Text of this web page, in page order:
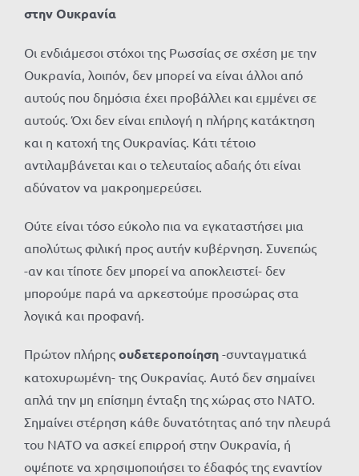
στην Ουκρανία
Οι ενδιάμεσοι στόχοι της Ρωσσίας σε σχέση με την
Ουκρανία, λοιπόν, δεν μπορεί να είναι άλλοι από
αυτούς που δημόσια έχει προβάλλει και εμμένει σε
αυτούς. Όχι δεν είναι επιλογή η πλήρης κατάκτηση
και η κατοχή της Ουκρανίας. Κάτι τέτοιο
αντιλαμβάνεται και ο τελευταίος αδαής ότι είναι
αδύνατον να μακροημερεύσει.
Ούτε είναι τόσο εύκολο πια να εγκαταστήσει μια
απολύτως φιλική προς αυτήν κυβέρνηση. Συνεπώς
-αν και τίποτε δεν μπορεί να αποκλειστεί- δεν
μπορούμε παρά να αρκεστούμε προσώρας στα
λογικά και προφανή.
Πρώτον πλήρης ουδετεροποίηση -συνταγματικά
κατοχυρωμένη- της Ουκρανίας. Αυτό δεν σημαίνει
απλά την μη επίσημη ένταξη της χώρας στο ΝΑΤΟ.
Σημαίνει στέρηση κάθε δυνατότητας από την πλευρά
του ΝΑΤΟ να ασκεί επιρροή στην Ουκρανία, ή
οψέποτε να χρησιμοποιήσει το έδαφός της εναντίον